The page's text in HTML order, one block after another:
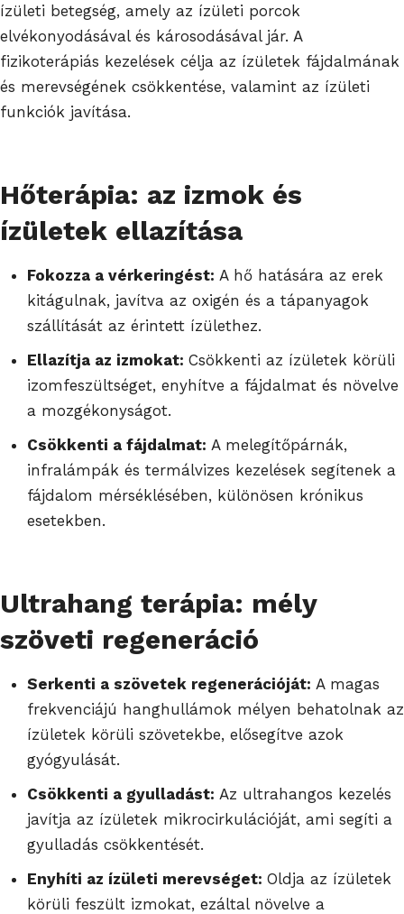
ízületi betegség, amely az ízületi porcok
elvékonyodásával és károsodásával jár. A
fizikoterápiás kezelések célja az ízületek fájdalmának
és merevségének csökkentése, valamint az ízületi
funkciók javítása.
Hőterápia: az izmok és
ízületek ellazítása
Fokozza a vérkeringést: A hő hatására az erek
kitágulnak, javítva az oxigén és a tápanyagok
szállítását az érintett ízülethez.
Ellazítja az izmokat: Csökkenti az ízületek körüli
izomfeszültséget, enyhítve a fájdalmat és növelve
a mozgékonyságot.
Csökkenti a fájdalmat: A melegítőpárnák,
infralámpák és termálvizes kezelések segítenek a
fájdalom mérséklésében, különösen krónikus
esetekben.
Ultrahang terápia: mély
szöveti regeneráció
Serkenti a szövetek regenerációját: A magas
frekvenciájú hanghullámok mélyen behatolnak az
ízületek körüli szövetekbe, elősegítve azok
gyógyulását.
Csökkenti a gyulladást: Az ultrahangos kezelés
javítja az ízületek mikrocirkulációját, ami segíti a
gyulladás csökkentését.
Enyhíti az ízületi merevséget: Oldja az ízületek
körüli feszült izmokat, ezáltal növelve a